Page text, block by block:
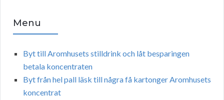
Menu
Byt till Aromhusets stilldrink och låt besparingen
betala koncentraten
Byt från hel pall läsk till några få kartonger Aromhusets
koncentrat